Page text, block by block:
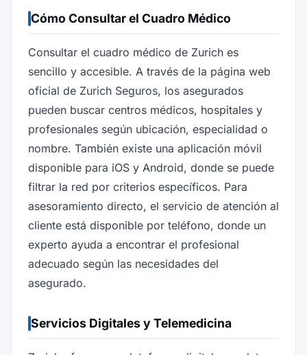
Cómo Consultar el Cuadro Médico
Consultar el cuadro médico de Zurich es
sencillo y accesible. A través de la página web
oficial de Zurich Seguros, los asegurados
pueden buscar centros médicos, hospitales y
profesionales según ubicación, especialidad o
nombre. También existe una aplicación móvil
disponible para iOS y Android, donde se puede
filtrar la red por criterios específicos. Para
asesoramiento directo, el servicio de atención al
cliente está disponible por teléfono, donde un
experto ayuda a encontrar el profesional
adecuado según las necesidades del
asegurado.
Servicios Digitales y Telemedicina